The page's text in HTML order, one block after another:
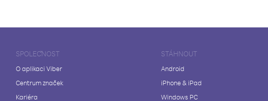
SPOLEČNOST
O aplikaci Viber
Centrum značek
Kariéra
STÁHNOUT
Android
iPhone & iPad
Windows PC